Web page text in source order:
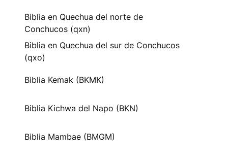
Biblia en Quechua del norte de
Conchucos (qxn)
Biblia en Quechua del sur de Conchucos
(qxo)
Biblia Kemak (BKMK)
Biblia Kichwa del Napo (BKN)
Biblia Mambae (BMGM)